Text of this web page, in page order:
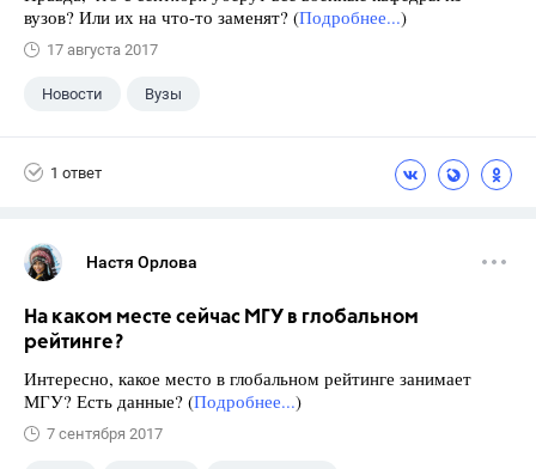
вузов? Или их на что-то заменят? (Подробнее...)
17 августа 2017
Новости Вузы
1 ответ
Настя Орлова
На каком месте сейчас МГУ в глобальном
рейтинге?
Интересно, какое место в глобальном рейтинге занимает
МГУ? Есть данные? (Подробнее...)
7 сентября 2017